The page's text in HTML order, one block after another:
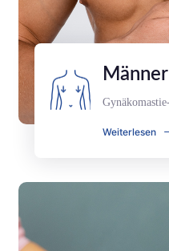
Weiterlesen